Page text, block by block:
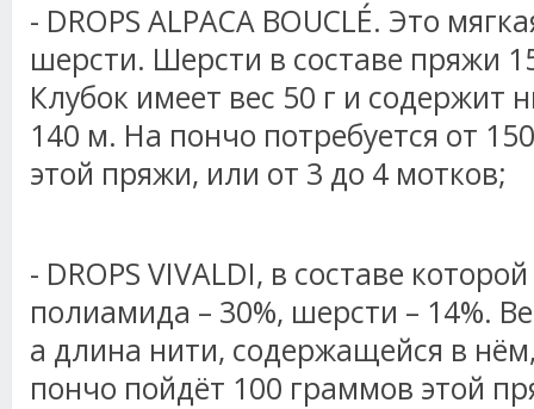
- DROPS ALPACA BOUCLÉ. Это
шерсти. Шерсти в составе пряжи
Клубок имеет вес 50 г и содержит
140 м. На пончо потребуется от
этой пряжи, или от 3 до 4 мотков;
- DROPS VIVALDI, в составе
полиамида – 30%, шерсти – 14%.
а длина нити, содержащейся в
пончо пойдёт 100 граммов этой